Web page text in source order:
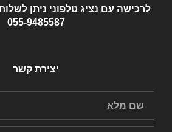
לרכישה עם נציג טלפוני ניתן
055-9485587
יצירת קשר